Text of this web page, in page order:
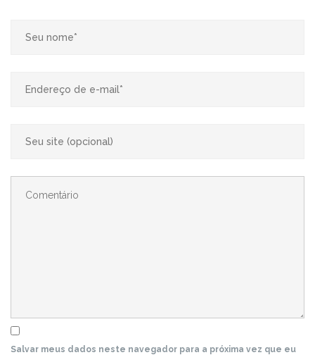
Salvar meus dados neste navegador para a próxima vez que eu